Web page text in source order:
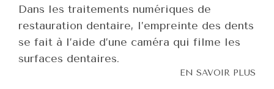
Dans les traitements numériques de
restauration dentaire, l’empreinte des dents
se fait à l’aide d’une caméra qui filme les
surfaces dentaires.
EN SAVOIR PLUS